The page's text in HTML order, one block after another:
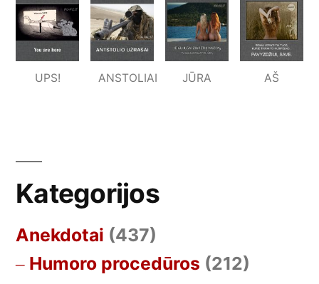
UPS! ANSTOLIAI JŪRA AŠ
Kategorijos
Anekdotai (437)
Humoro procedūros (212)